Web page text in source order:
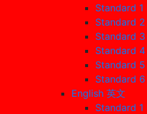
Standard 1
Standard 2
Standard 3
Standard 4
Standard 5
Standard 6
English 英文
Standard 1